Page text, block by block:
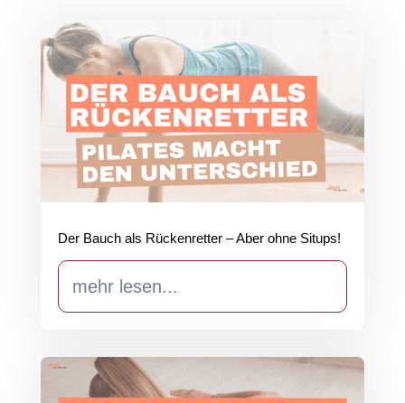
Der Bauch als Rückenretter – Aber ohne Situps!
mehr lesen...